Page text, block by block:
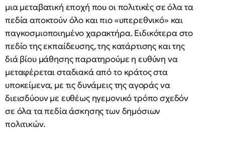
μια μεταβατική εποχή που οι πολιτικές σε όλα τα
πεδία αποκτούν όλο και πιο «υπερεθνικό» και
παγκοσμιοποιημένο χαρακτήρα. Ειδικότερα στο
πεδίο της εκπαίδευσης, της κατάρτισης και της
διά βίου μάθησης παρατηρούμε η ευθύνη να
μεταφέρεται σταδιακά από το κράτος στα
υποκείμενα, με τις δυνάμεις της αγοράς να
διεισδύουν με ευθέως ηγεμονικό τρόπο σχεδόν
σε όλα τα πεδία άσκησης των δημόσιων
πολιτικών.